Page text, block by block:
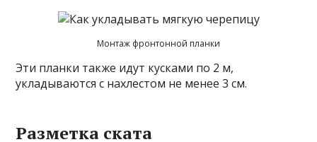
Монтаж фронтонной планки
Эти планки также идут кусками по 2 м,
укладываются с нахлестом не менее 3 см.
Разметка ската